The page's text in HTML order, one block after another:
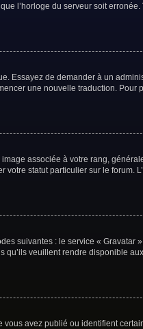
l’horloge du serveur soit
Essayez de demander à un
une nouvelle traduction. Pour
associée à votre rang,
statut particulier sur le forum.
suivantes : le service « Gravatar
veuillent rendre disponible
avez publié ou identifient